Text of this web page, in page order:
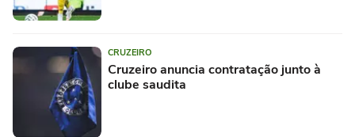
CRUZEIRO
Cruzeiro anuncia contratação junto à
clube saudita